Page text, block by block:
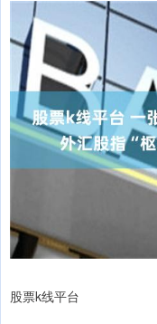
股票k线平台